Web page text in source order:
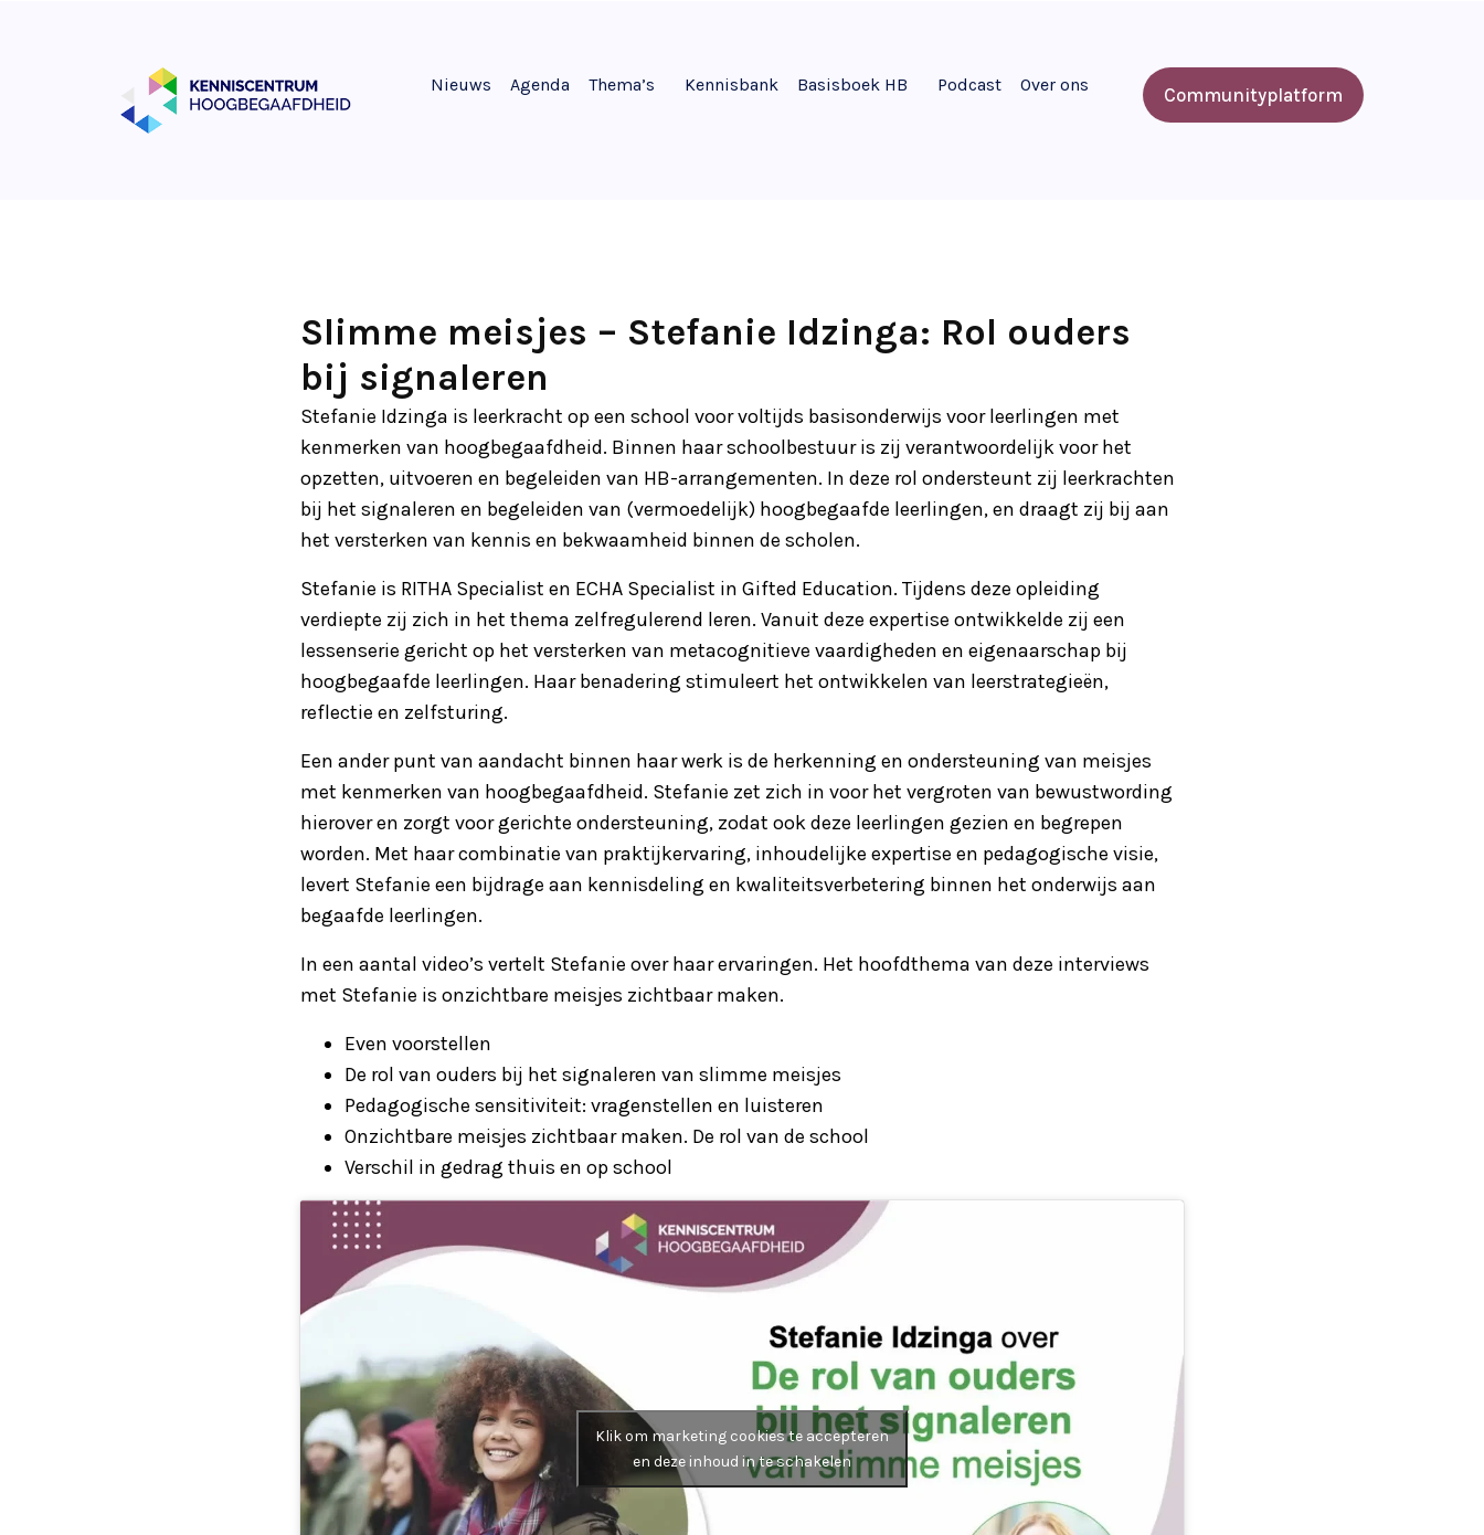
Nieuws Agenda Thema’s Kennisbank Basisboek HB Podcast Over ons Communityplatform
Slimme meisjes – Stefanie Idzinga: Rol ouders
bij signaleren
Stefanie Idzinga is leerkracht op een school voor voltijds basisonderwijs voor leerlingen met
kenmerken van hoogbegaafdheid. Binnen haar schoolbestuur is zij verantwoordelijk voor het
opzetten, uitvoeren en begeleiden van HB-arrangementen. In deze rol ondersteunt zij leerkrachten
bij het signaleren en begeleiden van (vermoedelijk) hoogbegaafde leerlingen, en draagt zij bij aan
het versterken van kennis en bekwaamheid binnen de scholen.
Stefanie is RITHA Specialist en ECHA Specialist in Gifted Education. Tijdens deze opleiding
verdiepte zij zich in het thema zelfregulerend leren. Vanuit deze expertise ontwikkelde zij een
lessenserie gericht op het versterken van metacognitieve vaardigheden en eigenaarschap bij
hoogbegaafde leerlingen. Haar benadering stimuleert het ontwikkelen van leerstrategieën,
reflectie en zelfsturing.
Een ander punt van aandacht binnen haar werk is de herkenning en ondersteuning van meisjes
met kenmerken van hoogbegaafdheid. Stefanie zet zich in voor het vergroten van bewustwording
hierover en zorgt voor gerichte ondersteuning, zodat ook deze leerlingen gezien en begrepen
worden. Met haar combinatie van praktijkervaring, inhoudelijke expertise en pedagogische visie,
levert Stefanie een bijdrage aan kennisdeling en kwaliteitsverbetering binnen het onderwijs aan
begaafde leerlingen.
In een aantal video’s vertelt Stefanie over haar ervaringen. Het hoofdthema van deze interviews
met Stefanie is onzichtbare meisjes zichtbaar maken.
Even voorstellen
De rol van ouders bij het signaleren van slimme meisjes
Pedagogische sensitiviteit: vragenstellen en luisteren
Onzichtbare meisjes zichtbaar maken. De rol van de school
Verschil in gedrag thuis en op school
Klik om marketing cookies te accepteren
en deze inhoud in te schakelen